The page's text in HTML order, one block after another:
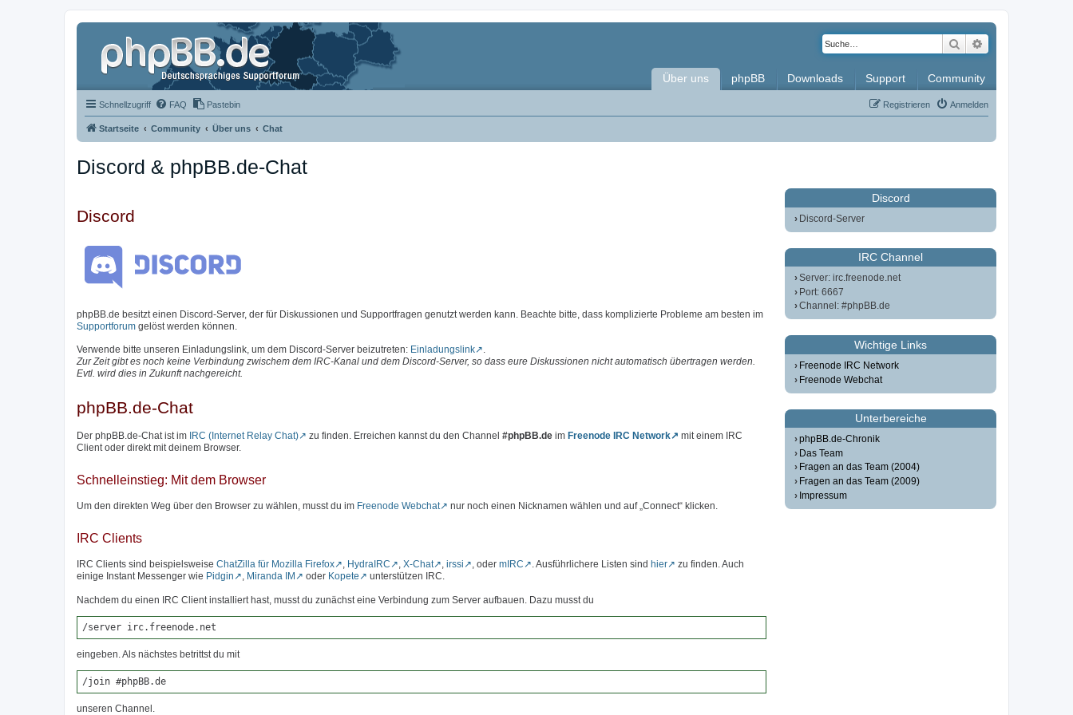
Suche
Über uns phpBB Downloads Support Community
Schnellzugriff FAQ Pastebin Anmelden
Registrieren
Startseite Community Über uns Chat
Discord & phpBB.de-Chat
Discord
phpBB.de besitzt einen Discord-Server, der für Diskussionen und Supportfragen genutzt werden kann. Beachte bitte, dass komplizierte Probleme am besten im
Supportforum gelöst werden können.
Verwende bitte unseren Einladungslink, um dem Discord-Server beizutreten: Einladungslink
.
Zur Zeit gibt es noch keine Verbindung zwischem dem IRC-Kanal und dem Discord-Server, so dass eure Diskussionen nicht automatisch übertragen werden.
Evtl. wird dies in Zukunft nachgereicht.
phpBB.de-Chat
Der phpBB.de-Chat ist im IRC (Internet Relay Chat) zu finden. Erreichen kannst du den Channel #phpBB.de im Freenode IRC Network
mit einem IRC
Client oder direkt mit deinem Browser.
Schnelleinstieg: Mit dem Browser
Um den direkten Weg über den Browser zu wählen, musst du im Freenode Webchat nur noch einen Nicknamen wählen und auf „Connect“ klicken.
IRC Clients
IRC Clients sind beispielsweise ChatZilla für Mozilla Firefox , HydraIRC , X-Chat , irssi , oder mIRC . Ausführlichere Listen sind hier
zu finden. Auch
einige Instant Messenger wie Pidgin , Miranda IM oder Kopete unterstützen IRC.
Nachdem du einen IRC Client installiert hast, musst du zunächst eine Verbindung zum Server aufbauen. Dazu musst du
/server irc.freenode.net
eingeben. Als nächstes betrittst du mit
/join #phpBB.de
unseren Channel.
Discord
Discord-Server
IRC Channel
Server: irc.freenode.net
Port: 6667
Channel: #phpBB.de
Wichtige Links
Freenode IRC Network
Freenode Webchat
Unterbereiche
phpBB.de-Chronik
Das Team
Fragen an das Team (2004)
Fragen an das Team (2009)
Impressum